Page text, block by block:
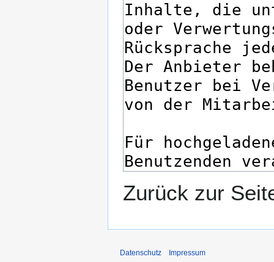
Zurück zur
Datenschutz Impressum